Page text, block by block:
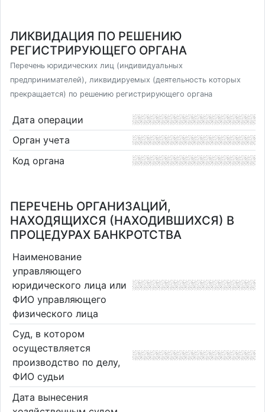
ЛИКВИДАЦИЯ ПО РЕШЕНИЮ
РЕГИСТРИРУЮЩЕГО ОРГАНА
Перечень юридических лиц (индивидуальных
предпринимателей), ликвидируемых (деятельность которых
прекращается) по решению регистрирующего органа
Дата операции
Орган учета
Код органа
ПЕРЕЧЕНЬ ОРГАНИЗАЦИЙ,
НАХОДЯЩИХСЯ (НАХОДИВШИХСЯ) В
ПРОЦЕДУРАХ БАНКРОТСТВА
Наименование
управляющего
юридического лица или
ФИО управляющего
физического лица
Суд, в котором
осуществляется
производство по делу,
ФИО судьи
Дата вынесения